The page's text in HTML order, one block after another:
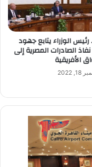
الوزراء يتابع جهود
الصادرات المصرية إلى
الأفريقية
2022